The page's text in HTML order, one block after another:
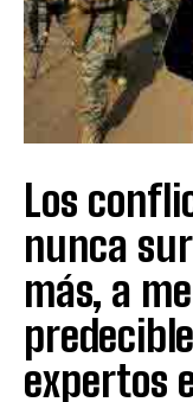
Los
nunca
más, a
expertos